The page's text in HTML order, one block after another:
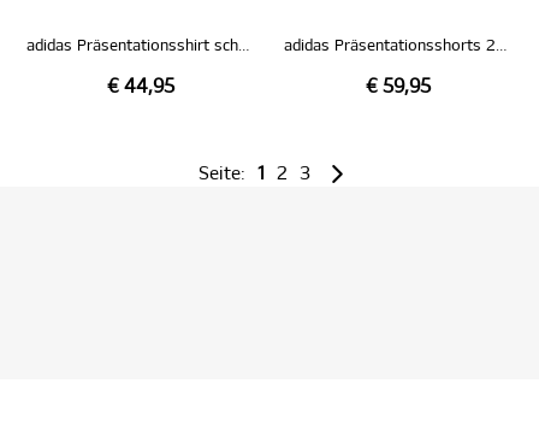
adidas Präsentationsshirt schwarz 26/27
€ 44,95
adidas Präsentationsshorts 26/27
€ 59,95
Seite: 1 2 3